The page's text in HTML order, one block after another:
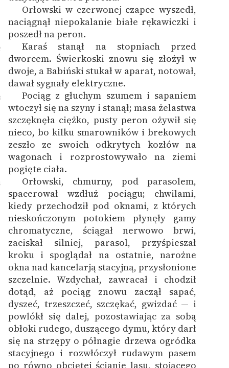
Orłowski w czerwonej czapce wyszedł,
naciągnął niepokalanie białe rękawiczki i
poszedł na peron.
Karaś stanął na stopniach przed
dworcem. Świerkoski znowu się złożył w
dwoje, a Babiński stukał w aparat, notował,
dawał sygnały elektryczne.
Pociąg z głuchym szumem i sapaniem
wtoczył się na szyny i stanął; masa żelastwa
szczęknęła ciężko, pusty peron ożywił się
nieco, bo kilku smarowników i brekowych
zeszło ze swoich odkrytych kozłów na
wagonach i rozprostowywało na ziemi
pogięte ciała.
Orłowski, chmurny, pod parasolem,
spacerował wzdłuż pociągu; chwilami,
kiedy przechodził pod oknami, z których
nieskończonym potokiem płynęły gamy
chromatyczne, ściągał nerwowo brwi,
zaciskał silniej, parasol, przyśpieszał
kroku i spoglądał na ostatnie, narożne
okna nad kancelarją stacyjną, przysłonione
szczelnie. Wzdychał, zawracał i chodził
dotąd, aż pociąg znowu zaczął sapać,
dyszeć, trzeszczeć, szczękać, gwizdać — i
powlókł się dalej, pozostawiając za sobą
obłoki rudego, duszącego dymu, który darł
się na strzępy o półnagie drzewa ogródka
stacyjnego i rozwłóczył rudawym pasem
po równo obciętej ścianie lasu, stojącego